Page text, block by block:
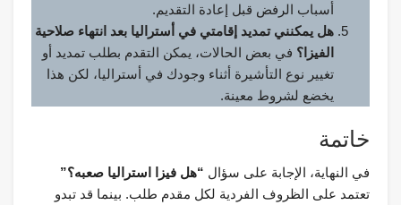
أسباب الرفض قبل إعادة التقديم.
هل يمكنني تمديد إقامتي في أستراليا بعد انتهاء صلاحية
الفيزا؟ في بعض الحالات، يمكن التقدم بطلب تمديد أو
تغيير نوع التأشيرة أثناء وجودك في أستراليا، لكن هذا
يخضع لشروط معينة.
خاتمة
في النهاية، الإجابة على سؤال “هل فيزا استراليا صعبه؟”
تعتمد على الظروف الفردية لكل مقدم طلب. بينما قد تبدو